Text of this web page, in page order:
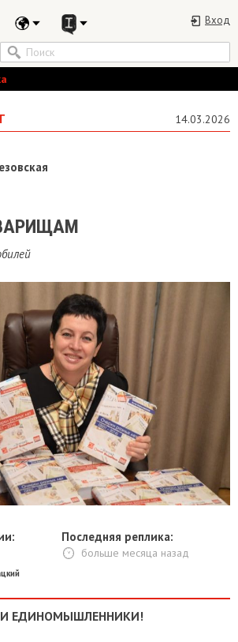
Вход
14.03.2026
Последняя реплика:
больше месяца назад
И ЕДИНОМЫШЛЕННИКИ!